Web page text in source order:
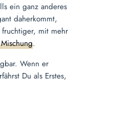
ein ganz anderes
daherkommt,
mit mehr
.
Wenn er
Du als Erstes,